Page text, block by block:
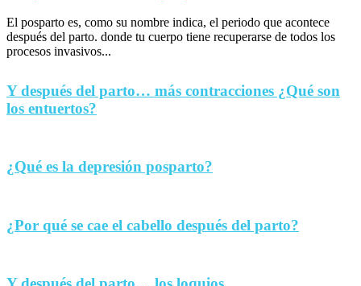
El posparto es, como su nombre indica, el periodo que acontece
después del parto. donde tu cuerpo tiene recuperarse de todos los
procesos invasivos...
Y después del parto… más contracciones ¿Qué son
los entuertos?
¿Qué es la depresión posparto?
¿Por qué se cae el cabello después del parto?